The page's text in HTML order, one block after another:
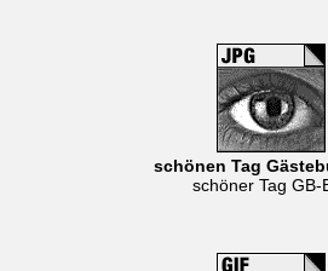
schönen Tag
schöner Tag GB-